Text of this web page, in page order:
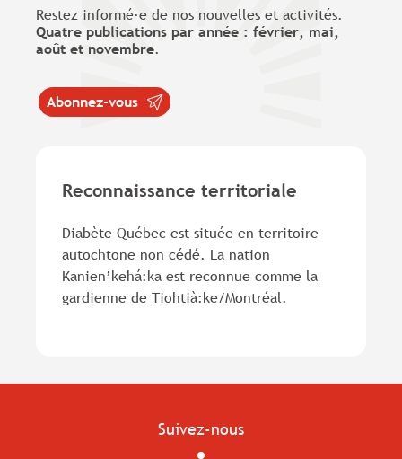
Restez informé·e de nos nouvelles et activités.
Quatre publications par année : février, mai,
août et novembre.
Abonnez-vous
Reconnaissance territoriale
Diabète Québec est située en territoire
autochtone non cédé. La nation
Kanien’kehá:ka est reconnue comme la
gardienne de Tiohtià:ke/Montréal.
Suivez-nous